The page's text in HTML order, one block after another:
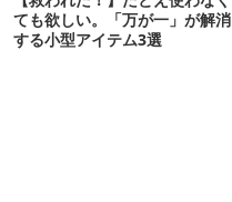
ても欲しい。「万が一」が解消
する小型アイテム3選